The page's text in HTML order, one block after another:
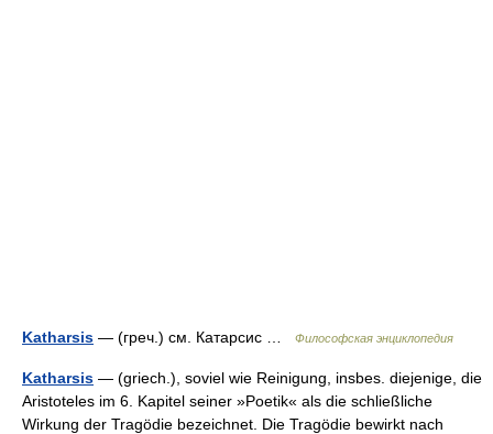
Katharsis — (греч.) см. Катарсис … Философская энциклопедия
Katharsis — (griech.), soviel wie Reinigung, insbes. diejenige, die
Aristoteles im 6. Kapitel seiner »Poetik« als die schließliche
Wirkung der Tragödie bezeichnet. Die Tragödie bewirkt nach